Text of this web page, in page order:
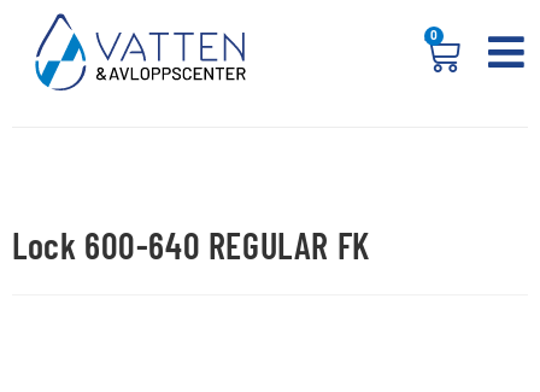
0
Lock 600-640 REGULAR FK